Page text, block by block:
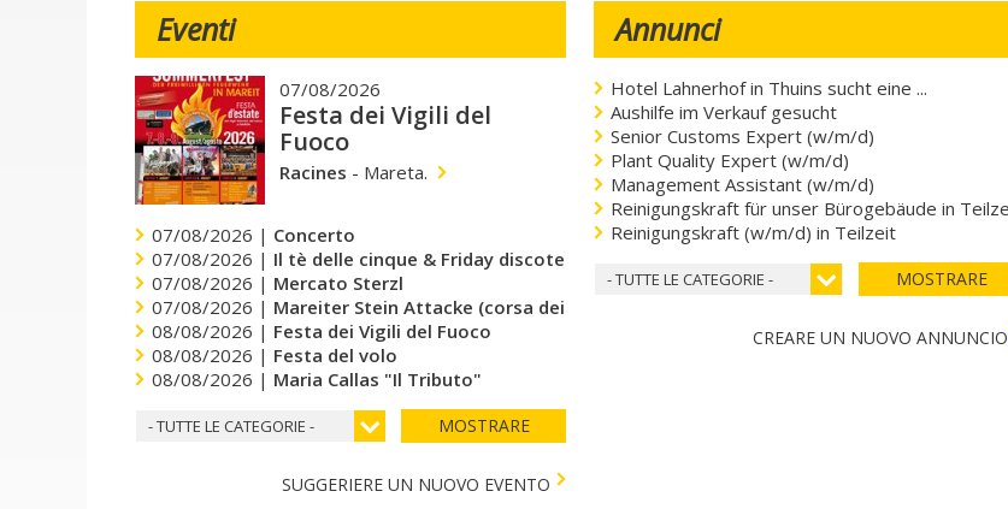
Eventi
07/08/2026
Festa dei Vigili del
Fuoco
Racines - Mareta.
07/08/2026 | Concerto
07/08/2026 | Il tè delle cinque & Friday discoteca del cuore
07/08/2026 | Mercato Sterzl
07/08/2026 | Mareiter Stein Attacke (corsa dei bambini)
08/08/2026 | Festa dei Vigili del Fuoco
08/08/2026 | Festa del volo
08/08/2026 | Maria Callas "Il Tributo"
- TUTTE LE CATEGORIE - MOSTRARE
SUGGERIERE UN NUOVO EVENTO
Annunci
Hotel Lahnerhof in Thuins sucht eine ...
Aushilfe im Verkauf gesucht
Senior Customs Expert (w/m/d)
Plant Quality Expert (w/m/d)
Management Assistant (w/m/d)
Reinigungskraft für unser Bürogebäude in
Reinigungskraft (w/m/d) in Teilzeit
- TUTTE LE CATEGORIE - MOSTRARE
CREARE UN NUOVO ANNUNCIO